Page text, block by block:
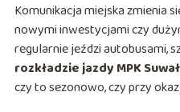
Komunikacja miejska zmienia
nowymi inwestycjami czy
regularnie jeździ autobusami,
rozkładzie jazdy MPK
czy to sezonowo, czy przy